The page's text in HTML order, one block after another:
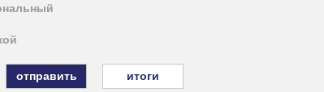
итоги